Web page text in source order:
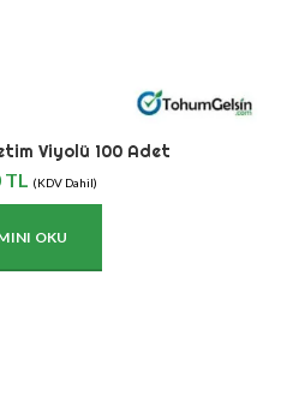
Viyolü 100 Adet
TL (KDV Dahil)
OKU